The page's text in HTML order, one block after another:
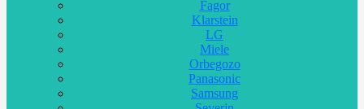
Fagor
Klarstein
LG
Miele
Orbegozo
Panasonic
Samsung